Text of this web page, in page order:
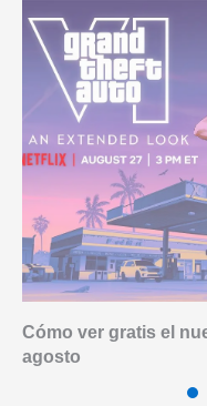
Cómo ver gratis el
agosto